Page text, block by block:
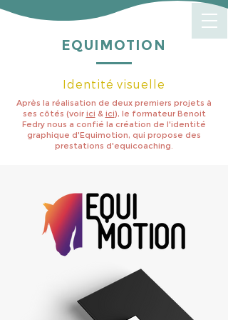
EQUIMOTION
Identité visuelle
Après la réalisation de deux premiers projets à
ses côtés (voir ici & ici), le formateur Benoit
Fedry nous a confié la création de l'identité
graphique d'Equimotion, qui propose des
prestations d'equicoaching.